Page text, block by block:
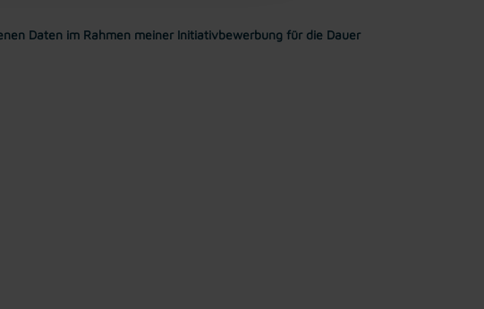
Daten im Rahmen meiner Initiativbewerbung für die Dauer